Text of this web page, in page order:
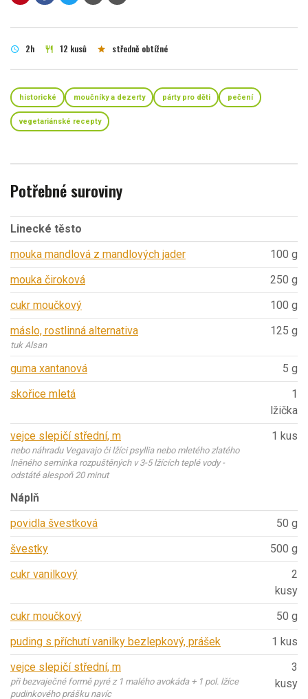
schedule 2h restaurant 12 kusů star středně obtížné
historické moučníky a dezerty párty pro děti pečení
vegetariánské recepty
Potřebné suroviny
Linecké těsto
mouka mandlová z mandlových jader
100 g
mouka čiroková
250 g
cukr moučkový
100 g
máslo, rostlinná alternativa
tuk Alsan
125 g
guma xantanová
5 g
skořice mletá
1
lžička
vejce slepičí střední, m
nebo náhradu Vegavajo či lžíci psyllia nebo mletého zlatého
lněného semínka rozpuštěných v 3-5 lžících teplé vody -
odstáté alespoň 20 minut
1 kus
Náplň
povidla švestková
50 g
švestky
500 g
cukr vanilkový
2
kusy
cukr moučkový
50 g
puding s příchutí vanilky bezlepkový, prášek
1 kus
vejce slepičí střední, m
při bezvaječné formě pyré z 1 malého avokáda + 1 pol. lžíce
pudinkového prášku navíc
3
kusy